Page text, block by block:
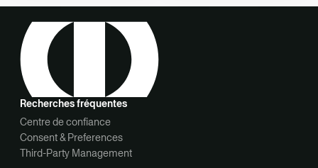
Recherches fréquentes
Centre de confiance
Consent & Preferences
Third-Party Management